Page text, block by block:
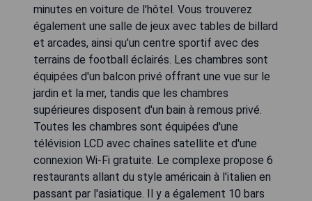
minutes en voiture de l'hôtel. Vous trouverez
également une salle de jeux avec tables de billard
et arcades, ainsi qu'un centre sportif avec des
terrains de football éclairés. Les chambres sont
équipées d'un balcon privé offrant une vue sur le
jardin et la mer, tandis que les chambres
supérieures disposent d'un bain à remous privé.
Toutes les chambres sont équipées d'une
télévision LCD avec chaînes satellite et d'une
connexion Wi-Fi gratuite. Le complexe propose 6
restaurants allant du style américain à l'italien en
passant par l'asiatique. Il y a également 10 bars